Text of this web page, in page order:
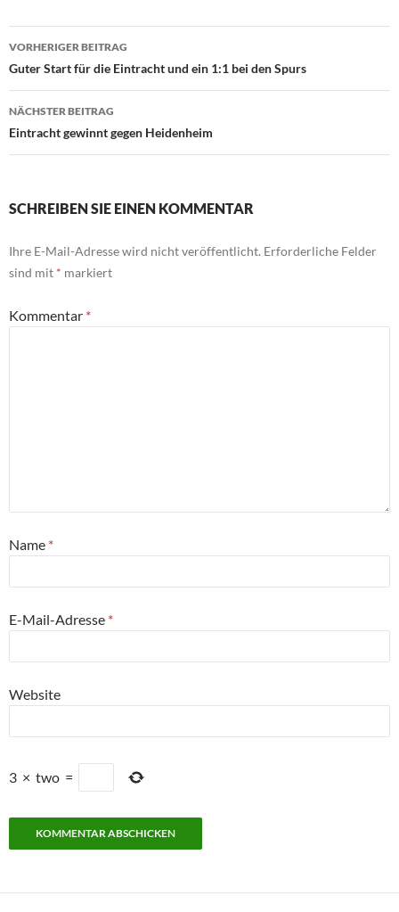
Beitragsnavigation
VORHERIGER BEITRAG
Guter Start für die Eintracht und ein 1:1 bei den Spurs
NÄCHSTER BEITRAG
Eintracht gewinnt gegen Heidenheim
SCHREIBEN SIE EINEN KOMMENTAR
Ihre E-Mail-Adresse wird nicht veröffentlicht. Erforderliche Felder
sind mit * markiert
Kommentar *
Name *
E-Mail-Adresse *
Website
3 × two =